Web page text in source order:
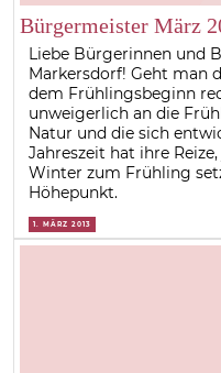
Bürgermeister März
Liebe Bürgerinnen und
Markersdorf! Geht man
dem Frühlingsbeginn
unweigerlich an die
Natur und die sich
Jahreszeit hat ihre
Winter zum Frühling
Höhepunkt.
1. MÄRZ 2013